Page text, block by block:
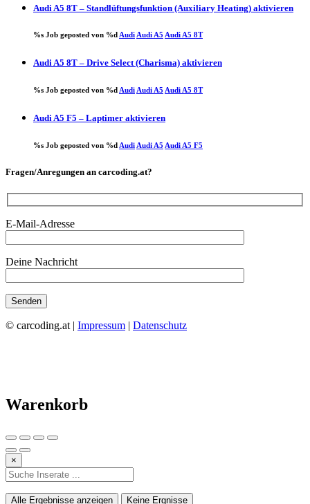
Audi A5 8T – Standlüftungsfunktion (Auxiliary Heating) aktivieren
%s Job geposted von %dAudiAudi A5 Audi A5 8T
Audi A5 8T – Drive Select (Charisma) aktivieren
%s Job geposted von %dAudiAudi A5 Audi A5 8T
Audi A5 F5 – Laptimer aktivieren
%s Job geposted von %d Audi Audi A5 Audi A5 F5
Fragen/Anregungen an carcoding.at?
E-Mail-Adresse
Deine Nachricht
© carcoding.at | Impressum | Datenschutz
Warenkorb
×
Alle Ergebnisse anzeigen Keine Ergnisse